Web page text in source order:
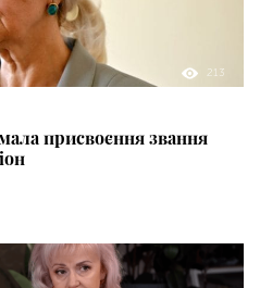
213
присвоєння звання